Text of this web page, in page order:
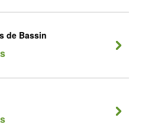
de Bassin